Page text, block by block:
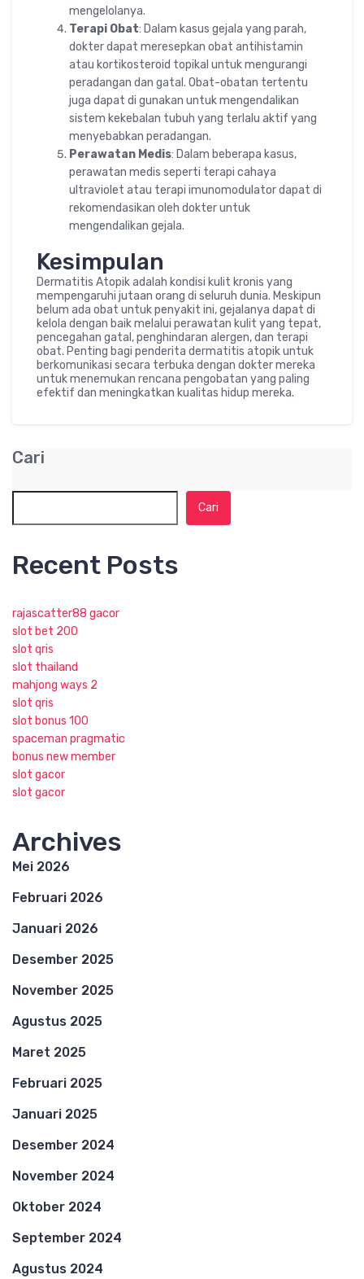
mengelolanya.
Terapi Obat: Dalam kasus gejala yang parah,
dokter dapat meresepkan obat antihistamin
atau kortikosteroid topikal untuk mengurangi
peradangan dan gatal. Obat-obatan tertentu
juga dapat di gunakan untuk mengendalikan
sistem kekebalan tubuh yang terlalu aktif yang
menyebabkan peradangan.
Perawatan Medis: Dalam beberapa kasus,
perawatan medis seperti terapi cahaya
ultraviolet atau terapi imunomodulator dapat di
rekomendasikan oleh dokter untuk
mengendalikan gejala.
Kesimpulan
Dermatitis Atopik adalah kondisi kulit kronis yang
mempengaruhi jutaan orang di seluruh dunia. Meskipun
belum ada obat untuk penyakit ini, gejalanya dapat di
kelola dengan baik melalui perawatan kulit yang tepat,
pencegahan gatal, penghindaran alergen, dan terapi
obat. Penting bagi penderita dermatitis atopik untuk
berkomunikasi secara terbuka dengan dokter mereka
untuk menemukan rencana pengobatan yang paling
efektif dan meningkatkan kualitas hidup mereka.
Cari
Cari
Recent Posts
rajascatter88 gacor
slot bet 200
slot qris
slot thailand
mahjong ways 2
slot qris
slot bonus 100
spaceman pragmatic
bonus new member
slot gacor
slot gacor
Archives
Mei 2026
Februari 2026
Januari 2026
Desember 2025
November 2025
Agustus 2025
Maret 2025
Februari 2025
Januari 2025
Desember 2024
November 2024
Oktober 2024
September 2024
Agustus 2024